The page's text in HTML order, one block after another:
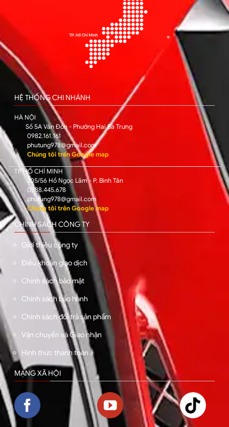
HỆ THỐNG CHI NHÁNH
HÀ NỘI
Số 5A Vân Đồn - Phường Hai Bà Trưng
0982.161.161
phutung978@gmail.com
Chúng tôi trên Google map
TP HỒ CHÍ MINH
205/56 Hồ Ngọc Lãm - P. Bình Tân
0588.445.678
phutung978@gmail.com
Chúng tôi trên Google map
CHÍNH SÁCH CÔNG TY
Giới thiệu công ty
Điều khoản giao dịch
Chính sách bảo mật
Chính sách bảo hành
Chính sách đổi trả sản phẩm
Vận chuyển và Giao nhận
Hình thức thanh toán
MẠNG XÃ HỘI